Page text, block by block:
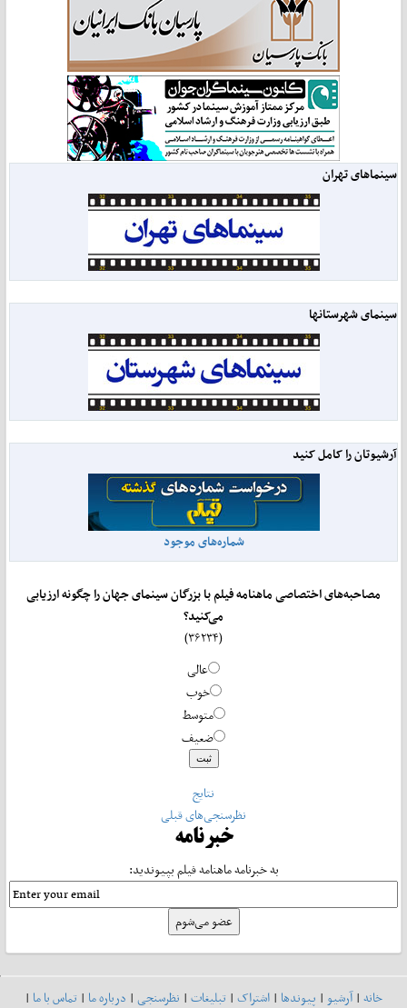
سینماهای تهران
سینمای شهرستانها
آرشیوتان را کامل کنید
شماره‌های موجود
مصاحبه‌های اختصاصی ماهنامه فیلم با بزرگان سینمای جهان را چگونه ارزیابی
می‌کنید؟
عالی
خوب
متوسط
ضعیف
نتایج
نظرسنجی‌های قبلی
خبرنامه
به خبرنامه ماهنامه فیلم بپیوندید:
خانه|آرشیو| پیوندها| اشتراک| تبلیغات| نظرسنجی| درباره ما| تماس با ما|